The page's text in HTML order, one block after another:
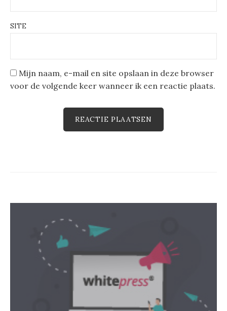
SITE
Mijn naam, e-mail en site opslaan in deze browser
voor de volgende keer wanneer ik een reactie plaats.